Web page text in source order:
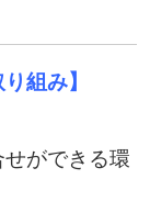
組み】
ができる環